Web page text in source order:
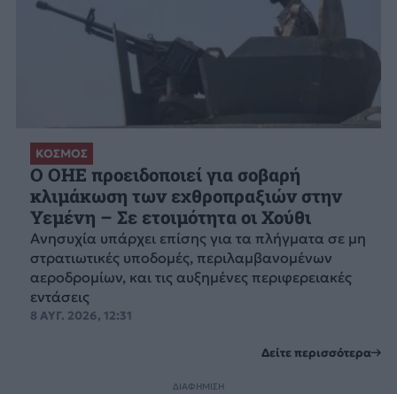
ΚΟΣΜΟΣ
Ο ΟΗΕ προειδοποιεί για σοβαρή
κλιμάκωση των εχθροπραξιών στην
Υεμένη – Σε ετοιμότητα οι Χούθι
Ανησυχία υπάρχει επίσης για τα πλήγματα σε μη
στρατιωτικές υποδομές, περιλαμβανομένων
αεροδρομίων, και τις αυξημένες περιφερειακές
εντάσεις
8 ΑΥΓ. 2026, 12:31
Δείτε περισσότερα
ΔΙΑΦΗΜΙΣΗ